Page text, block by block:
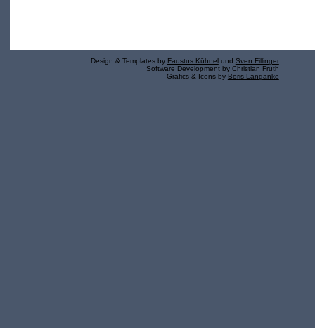
Design & Templates by Faustus Kühnel und Sven Fillinger
Software Development by Christian Fruth
Grafics & Icons by Boris Langanke